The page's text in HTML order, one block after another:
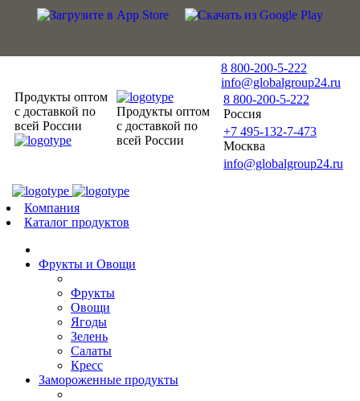
Продукты оптом
с доставкой по
всей России
Продукты оптом
с доставкой по
всей России
8 800-200-5-222
info@globalgroup24.ru
8 800-200-5-222
Россия
+7 495-132-7-473
Москва
info@globalgroup24.ru
Компания
Каталог продуктов
Фрукты и Овощи
Фрукты
Овощи
Ягоды
Зелень
Салаты
Кресс
Замороженные продукты